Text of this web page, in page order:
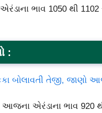
ભાવ 1050 થી 1102
:
બોલાવતી તેજી, જાણો
એરંડાના ભાવ 920 થી